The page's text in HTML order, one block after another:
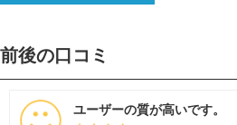
前後の口コミ
ユーザーの質が高いです。